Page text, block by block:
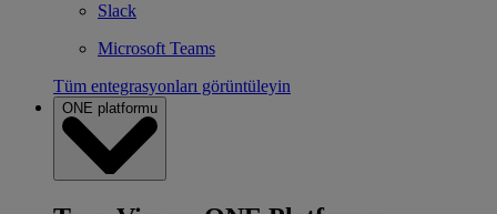
Slack
Microsoft Teams
Tüm entegrasyonları görüntüleyin
ONE platformu